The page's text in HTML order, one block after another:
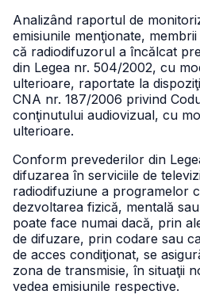
Analizând raportul de
emisiunile menţionate,
că radiodifuzorul a încălcat
din Legea nr. 504/2002, cu
ulterioare, raportate la
CNA nr. 187/2006 privind
conţinutului audiovizual, cu
ulterioare.
Conform prevederilor din
difuzarea în serviciile de
radiodifuziune a programelor
dezvoltarea fizică, mentală
poate face numai dacă, prin
de difuzare, prin codare sau
de acces condiţionat, se
zona de transmisie, în situaţii
vedea emisiunile respective.